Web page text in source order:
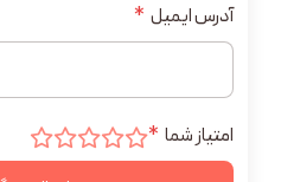
آدرس ایمیل *
امتیاز شما *